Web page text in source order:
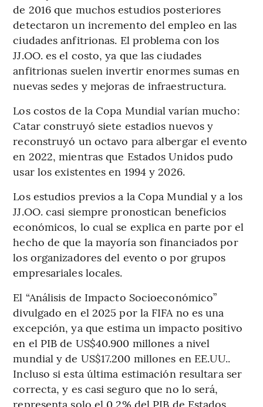
de 2016 que muchos estudios posteriores
detectaron un incremento del empleo en las
ciudades anfitrionas. El problema con los
JJ.OO. es el costo, ya que las ciudades
anfitrionas suelen invertir enormes sumas en
nuevas sedes y mejoras de infraestructura.
Los costos de la Copa Mundial varían mucho:
Catar construyó siete estadios nuevos y
reconstruyó un octavo para albergar el evento
en 2022, mientras que Estados Unidos pudo
usar los existentes en 1994 y 2026.
Los estudios previos a la Copa Mundial y a los
JJ.OO. casi siempre pronostican beneficios
económicos, lo cual se explica en parte por el
hecho de que la mayoría son financiados por
los organizadores del evento o por grupos
empresariales locales.
El “Análisis de Impacto Socioeconómico”
divulgado en el 2025 por la FIFA no es una
excepción, ya que estima un impacto positivo
en el PIB de US$40.900 millones a nivel
mundial y de US$17.200 millones en EE.UU..
Incluso si esta última estimación resultara ser
correcta, y es casi seguro que no lo será,
representa solo el 0,2% del PIB de Estados